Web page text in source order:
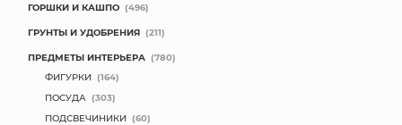
ГОРШКИ И КАШПО (496)
ГРУНТЫ И УДОБРЕНИЯ (211)
ПРЕДМЕТЫ ИНТЕРЬЕРА (780)
ФИГУРКИ (164)
ПОСУДА (303)
ПОДСВЕЧИНИКИ (60)